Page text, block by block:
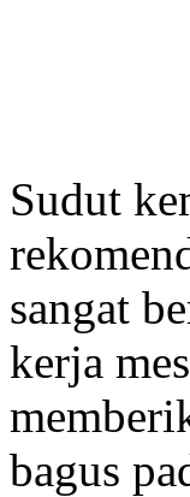
Sudut
sangat
kerja
bagus